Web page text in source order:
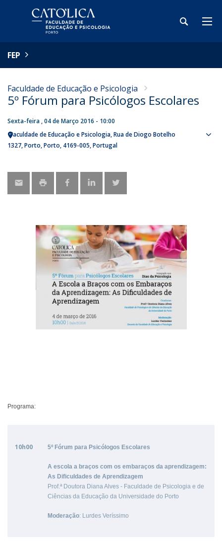
FEP
Faculdade de Educação e Psicologia
5º Fórum para Psicólogos Escolares
Sexta-feira , 04 de Março 2016 - 10:00
Faculdade de Educação e Psicologia Rua de Diogo Botelho
1327 Porto Porto 4169-005 Portugal
Programa:
10h00 5º Fórum para Psicólogos Escolares
A escola a braços com os embaraços da aprendizagem:
As Dificuldades de Aprendizagem
Prof.ª Doutora Diana Alves - Faculdade de Psicologia e de
Ciências da Educação da Universidade do Porto
Moderação: Lurdes Veríssimo